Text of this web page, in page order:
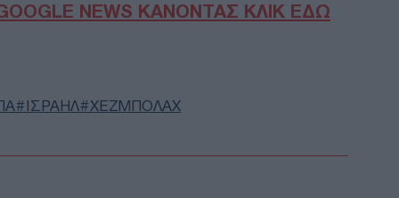
NEWS ΚΑΝΟΝΤΑΣ ΚΛΙΚ ΕΔΩ
ΙΣΡΑΗΛ ΧΕΖΜΠΟΛΑΧ